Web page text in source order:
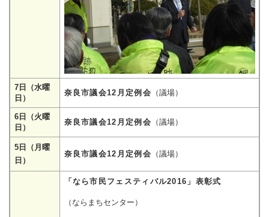
7日（水曜
日）
奈良市議会12月定例会 （議場）
6日（火曜
日）
奈良市議会12月定例会 （議場）
5日（月曜
日）
奈良市議会12月定例会 （議場）
「なら市民フェスティバル2016」表彰式
（ならまちセンター）